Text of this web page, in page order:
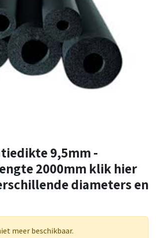
9,5mm -
2000mm klik hier
diameters en
meer beschikbaar.